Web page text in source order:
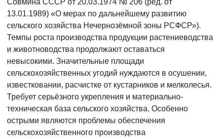
13.01.1989) «О мерах по дальнейшему развитию
сельского хозяйства Нечернозёмной зоны РСФСР»).
Темпы роста производства продукции растениеводства
и животноводства продолжают оставаться
невысокими. Значительные площади
сельскохозяйственных угодий нуждаются в осушении,
известковании, расчистке от кустарников и мелколесья.
Требует серьёзного укрепления и материально-
техническая база сельского хозяйства. Особенно
острыми являются проблемы обеспечения
сельскохозяйственного производства